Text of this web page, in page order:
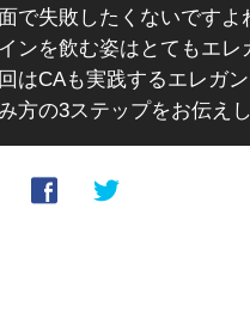
で失敗したくないですよ
ンを飲む姿はとてもエレ
はCAも実践するエレガ
方の3ステップをお伝えし